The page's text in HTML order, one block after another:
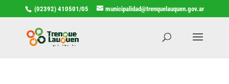
(02392) 410501/05 municipalidad@trenquelauquen.gov.ar